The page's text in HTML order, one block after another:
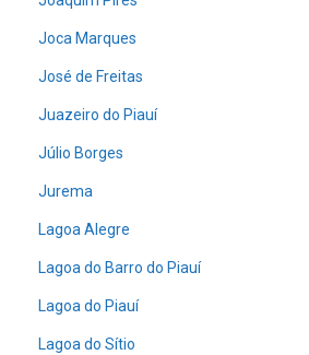
Joca Marques
José de Freitas
Juazeiro do Piauí
Júlio Borges
Jurema
Lagoa Alegre
Lagoa do Barro do Piauí
Lagoa do Piauí
Lagoa do Sítio